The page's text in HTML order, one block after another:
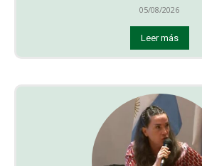
05/08/2026
Leer más